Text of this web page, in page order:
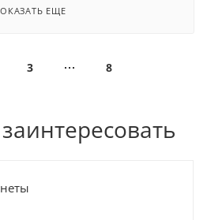
ЕЩЕ
3 8